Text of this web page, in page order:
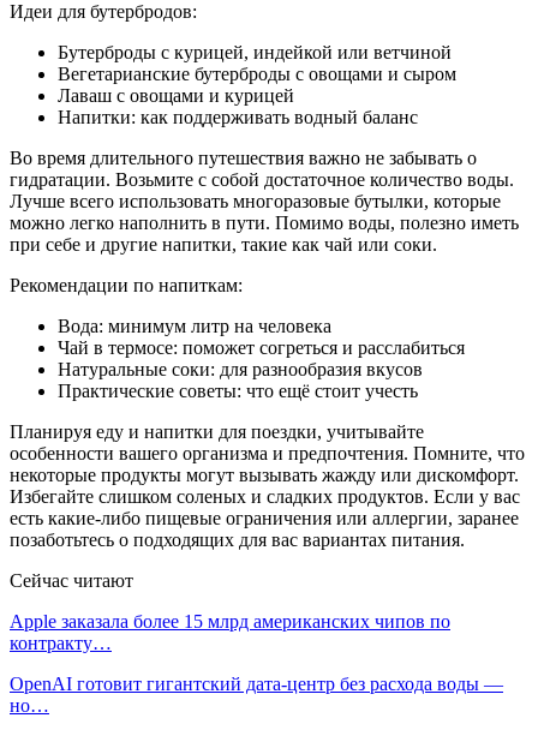
Идеи для бутербродов:
Бутерброды с курицей, индейкой или ветчиной
Вегетарианские бутерброды с овощами и сыром
Лаваш с овощами и курицей
Напитки: как поддерживать водный баланс
Во время длительного путешествия важно не забывать о
гидратации. Возьмите с собой достаточное количество воды.
Лучше всего использовать многоразовые бутылки, которые
можно легко наполнить в пути. Помимо воды, полезно иметь
при себе и другие напитки, такие как чай или соки.
Рекомендации по напиткам:
Вода: минимум литр на человека
Чай в термосе: поможет согреться и расслабиться
Натуральные соки: для разнообразия вкусов
Практические советы: что ещё стоит учесть
Планируя еду и напитки для поездки, учитывайте
особенности вашего организма и предпочтения. Помните, что
некоторые продукты могут вызывать жажду или дискомфорт.
Избегайте слишком соленых и сладких продуктов. Если у вас
есть какие-либо пищевые ограничения или аллергии, заранее
позаботьтесь о подходящих для вас вариантах питания.
Сейчас читают
Apple заказала более 15 млрд американских чипов по
контракту…
OpenAI готовит гигантский дата-центр без расхода воды —
но…